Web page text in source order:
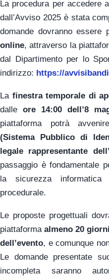
La procedura per accedere
dall’Avviso 2025 è stata
domande dovranno essere
online, attraverso la
dal Dipartimento per lo
indirizzo: https://
La finestra temporale di
dalle ore 14:00 dell’8
piattaforma potrà
(Sistema Pubblico di
legale rappresentante
passaggio è fondamentale
la sicurezza
procedurale.
Le proposte progettuali
piattaforma almeno 20
dell’evento, e comunque
Le domande presentate
incompleta saranno